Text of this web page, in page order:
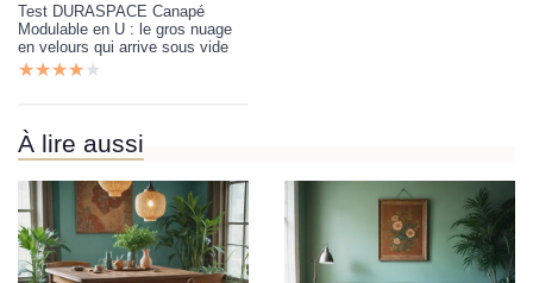
Test DURASPACE Canapé
Modulable en U : le gros nuage
en velours qui arrive sous vide
★★★★★
★★★★★
À lire aussi